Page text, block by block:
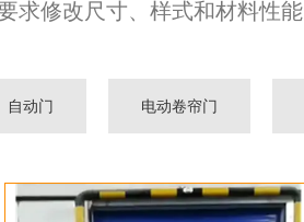
求修改尺寸、样式和材料性能
自动门 电动卷帘门